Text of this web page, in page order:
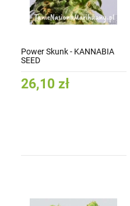
Power Skunk - KANNABIA
SEED
26,10 zł